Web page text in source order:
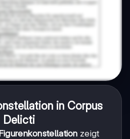
in Corpus
Delicti
zeigt